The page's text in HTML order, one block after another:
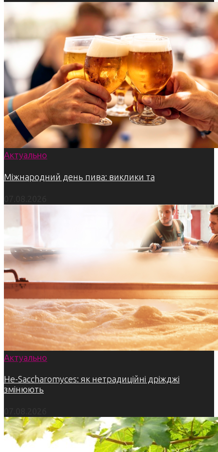
Актуально
Міжнародний день пива: виклики та
Актуально
Не-Saccharomyces: як нетрадиційні дріжджі
змінюють